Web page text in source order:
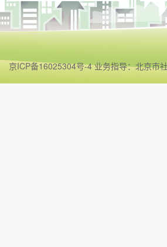
京ICP备16025304号-4 业务指导：北京市